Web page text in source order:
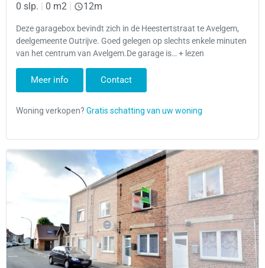
0 slp. 0 m2 12m
Deze garagebox bevindt zich in de Heestertstraat te Avelgem,
deelgemeente Outrijve. Goed gelegen op slechts enkele minuten
van het centrum van Avelgem.De garage is… + lezen
Meer info Contact